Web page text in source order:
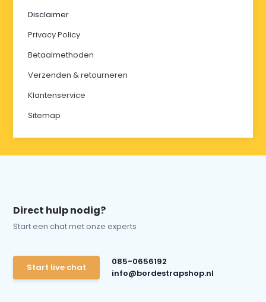
Disclaimer
Privacy Policy
Betaalmethoden
Verzenden & retourneren
Klantenservice
Sitemap
Direct hulp nodig?
Start een chat met onze experts
Start live chat
085-0656192
info@bordestrapshop.nl